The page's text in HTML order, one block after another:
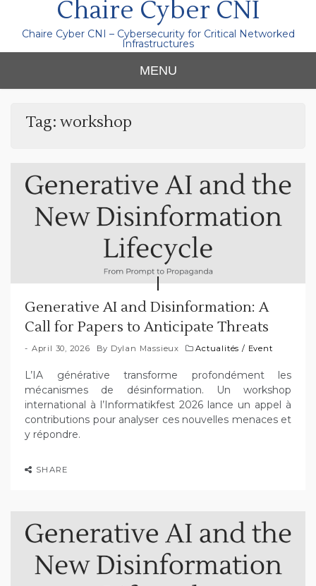
Chaire Cyber CNI
Chaire Cyber CNI – Cybersecurity for Critical Networked
Infrastructures
MENU
Tag: workshop
Generative AI and Disinformation: A
Call for Papers to Anticipate Threats
April 30, 2026 By Dylan Massieux Actualités / Event
L’IA générative transforme profondément les
mécanismes de désinformation. Un workshop
international à l’Informatikfest 2026 lance un appel à
contributions pour analyser ces nouvelles menaces et
y répondre.
SHARE